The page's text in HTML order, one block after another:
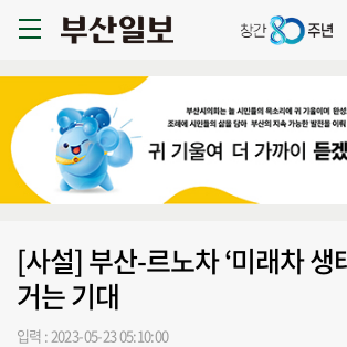
[사설] 부산-르노차 ‘미래차 생
거는 기대
입력 : 2023-05-23 05:10:00